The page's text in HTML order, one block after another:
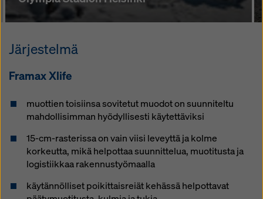
Järjestelmä
Framax Xlife
muottien toisiinsa sovitetut muodot on suunniteltu
mahdollisimman hyödyllisesti käytettäviksi
15-cm-rasterissa on vain viisi leveyttä ja kolme
korkeutta, mikä helpottaa suunnittelua, muotitusta ja
logistiikkaa rakennustyömaalla
käytännölliset poikittaisreiät kehässä helpottavat